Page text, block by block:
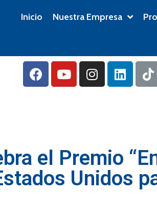
Inicio Nuestra Empresa
el Premio
Unidos